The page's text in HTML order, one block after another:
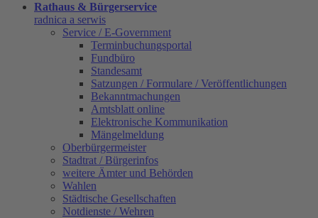
Rathaus & Bürgerservice
radnica a serwis
Service / E-Government
Terminbuchungsportal
Fundbüro
Standesamt
Satzungen / Formulare / Veröffentlichungen
Bekanntmachungen
Amtsblatt online
Elektronische Kommunikation
Mängelmeldung
Oberbürgermeister
Stadtrat / Bürgerinfos
weitere Ämter und Behörden
Wahlen
Städtische Gesellschaften
Notdienste / Wehren